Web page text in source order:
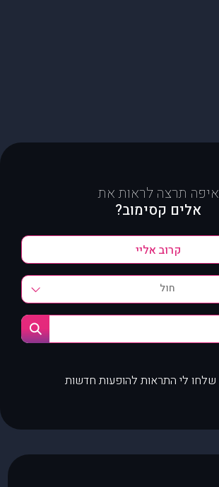
איפה תרצה לראות את
אלים קסימוב?
חול
שלחו לי התראות להופעות חדשות